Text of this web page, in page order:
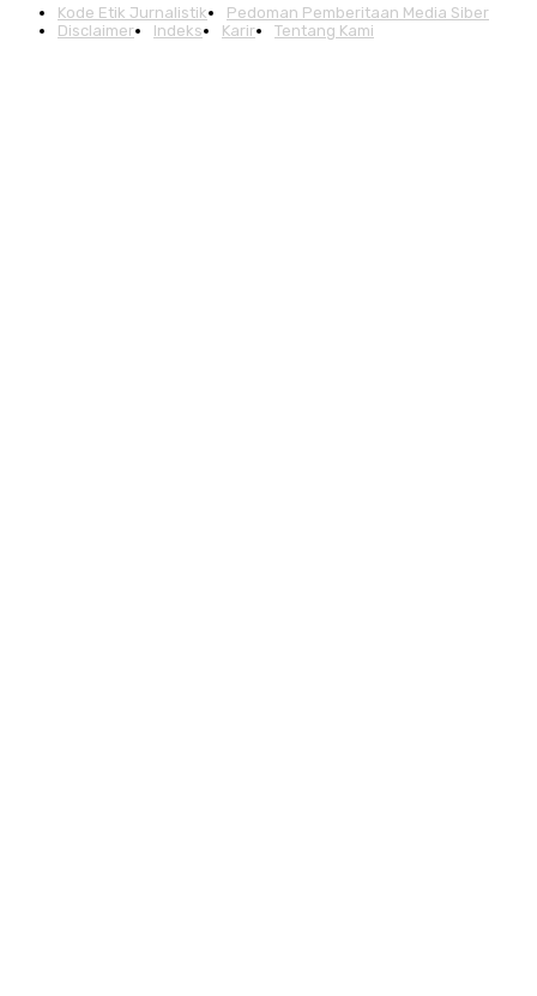
Kode Etik Jurnalistik
Pedoman Pemberitaan Media Siber
Disclaimer
Indeks Karir Tentang Kami